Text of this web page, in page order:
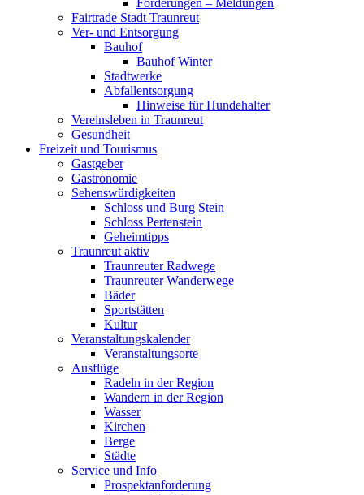
Förderungen – Meldungen
Fairtrade Stadt Traunreut
Ver- und Entsorgung
Bauhof
Bauhof Winter
Stadtwerke
Abfallentsorgung
Hinweise für Hundehalter
Vereinsleben in Traunreut
Gesundheit
Freizeit und Tourismus
Gastgeber
Gastronomie
Sehenswürdigkeiten
Schloss und Burg Stein
Schloss Pertenstein
Geheimtipps
Traunreut aktiv
Traunreuter Radwege
Traunreuter Wanderwege
Bäder
Sportstätten
Kultur
Veranstaltungskalender
Veranstaltungsorte
Ausflüge
Radeln in der Region
Wandern in der Region
Wasser
Kirchen
Berge
Städte
Service und Info
Prospektanforderung